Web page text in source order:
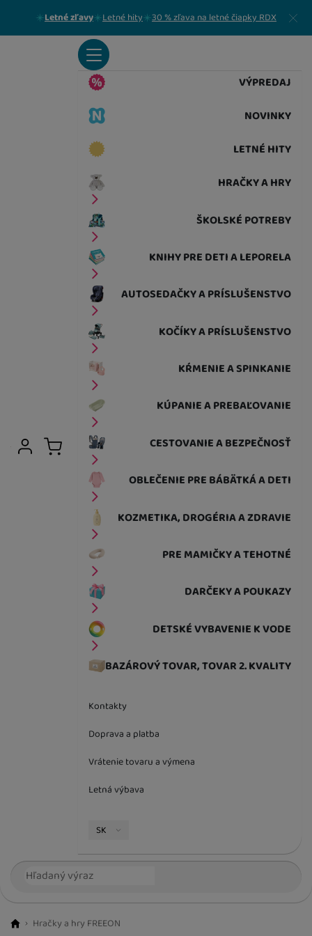
Letné zľavy Letné hity 30 % zľava na letné čiapky RDX Zavrieť
VÝPREDAJ
NOVINKY
LETNÉ HITY
HRAČKY A HRY
ŠKOLSKÉ POTREBY
KNIHY PRE DETI A LEPORELA
AUTOSEDAČKY A PRÍSLUŠENSTVO
KOČÍKY A PRÍSLUŠENSTVO
KŔMENIE A SPINKANIE
KÚPANIE A PREBAĽOVANIE
CESTOVANIE A BEZPEČNOSŤ
OBLEČENIE PRE BÁBÄTKÁ A DETI
KOZMETIKA, DROGÉRIA A ZDRAVIE
PRE MAMIČKY A TEHOTNÉ
DARČEKY A POUKAZY
DETSKÉ VYBAVENIE K VODE
BAZÁROVÝ TOVAR, TOVAR 2. KVALITY
Kontakty
Doprava a platba
Vrátenie tovaru a výmena
Letná výbava
Jazyková verzia
SK
Vyhľadávanie
Užívateľská sekcia
Prihlásiť sa
Košík
Hračky a hry FREEON